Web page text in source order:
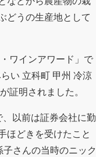
どうの生産地として
ワインアワード」で
い 立科町 甲州 冷涼
証明されました。
以前は証券会社に勤
ほどきを受けたこと
さんの当時のニック